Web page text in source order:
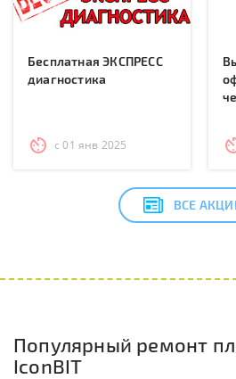
Бесплатная ЭКСПРЕСС
диагностика
с 01 янв 2025
ВСЕ
Популярный ремонт
IconBIT